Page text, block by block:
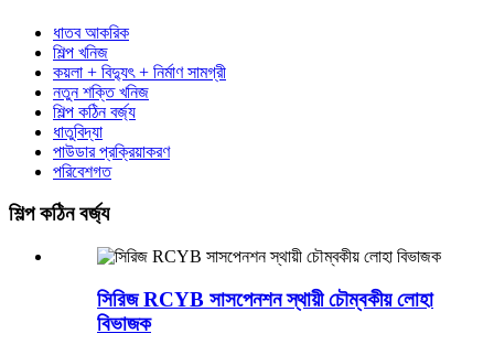
ধাতব আকরিক
শিল্প খনিজ
কয়লা + বিদ্যুৎ + নির্মাণ সামগ্রী
নতুন শক্তি খনিজ
শিল্প কঠিন বর্জ্য
ধাতুবিদ্যা
পাউডার প্রক্রিয়াকরণ
পরিবেশগত
শিল্প কঠিন বর্জ্য
সিরিজ RCYB সাসপেনশন স্থায়ী চৌম্বকীয় লোহা
বিভাজক